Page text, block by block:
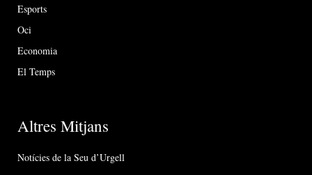
Esports
Oci
Economia
El Temps
Altres Mitjans
Notícies de la Seu d’Urgell